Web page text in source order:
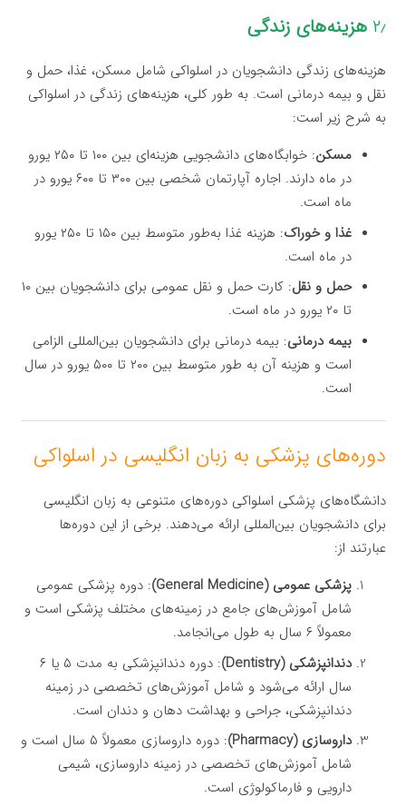
۲٫ هزینه‌های زندگی
هزینه‌های زندگی دانشجویان در اسلواکی شامل مسکن، غذا، حمل و
نقل و بیمه درمانی است. به طور کلی، هزینه‌های زندگی در اسلواکی
به شرح زیر است:
مسکن
: خوابگاه‌های دانشجویی هزینه‌ای بین ۱۰۰ تا ۲۵۰ یورو
در ماه دارند. اجاره آپارتمان شخصی بین ۳۰۰ تا ۶۰۰ یورو در
ماه است.
غذا و خوراک
: هزینه غذا به‌طور متوسط بین ۱۵۰ تا ۲۵۰ یورو
در ماه است.
حمل و نقل
: کارت حمل و نقل عمومی برای دانشجویان بین ۱۰
تا ۲۰ یورو در ماه است.
بیمه درمانی: بیمه درمانی برای دانشجویان بین‌المللی الزامی
است و هزینه آن به طور متوسط بین ۲۰۰ تا ۵۰۰ یورو در سال
است.
دوره‌های پزشکی به زبان انگلیسی در اسلواکی
دانشگاه‌های پزشکی اسلواکی دوره‌های متنوعی به زبان انگلیسی
برای دانشجویان بین‌المللی ارائه می‌دهند. برخی از این دوره‌ها
عبارتند از:
پزشکی عمومی (General Medicine)
: دوره پزشکی عمومی
شامل آموزش‌های جامع در زمینه‌های مختلف پزشکی است و
معمولاً ۶ سال به طول می‌انجامد.
دندانپزشکی (Dentistry)
: دوره دندانپزشکی به مدت ۵ یا ۶
سال ارائه می‌شود و شامل آموزش‌های تخصصی در زمینه
دندانپزشکی، جراحی و بهداشت دهان و دندان است.
داروسازی (Pharmacy)
: دوره داروسازی معمولاً ۵ سال است و
شامل آموزش‌های تخصصی در زمینه داروسازی، شیمی
دارویی و فارماکولوژی است.